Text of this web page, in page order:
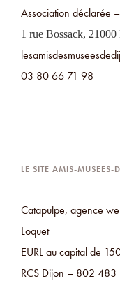
Association déclarée
1 rue Bossack,
03 80 66 71 98
LE SITE AMIS-MUSEES-
Catapulpe, agence
Loquet
EURL au capital de
RCS Dijon – 802